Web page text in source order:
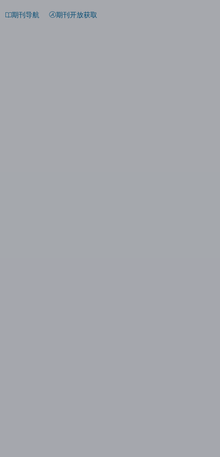
期刊导航 期刊开放获取